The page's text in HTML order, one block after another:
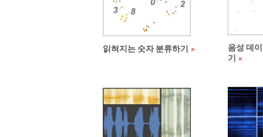
읽혀지는 숫자 분류하기
음성 데
기